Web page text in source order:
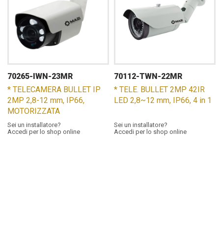
70265-IWN-23MR
* TELECAMERA BULLET IP
2MP 2,8-12 mm, IP66,
MOTORIZZATA
Sei un installatore?
Accedi per lo shop online
70112-TWN-22MR
* TELE. BULLET 2MP 42IR
LED 2,8~12 mm, IP66, 4 in 1
Sei un installatore?
Accedi per lo shop online